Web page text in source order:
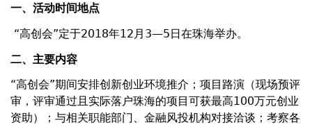
一、活动时间地点
“高创会”定于2018年12月3—5日在珠海举办。
二、主要内容
“高创会”期间安排创新创业环境推介；项目路演（现场预评
审，评审通过且实际落户珠海的项目可获最高100万元创业
资助）；与相关职能部门、金融风投机构对接洽谈；考察各